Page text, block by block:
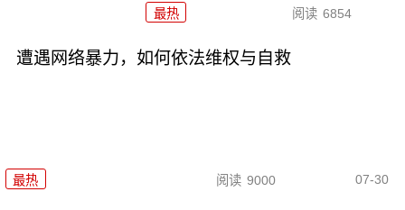
最热 阅读 6854
遭遇网络暴力，如何依法维权与自救
最热 阅读 9000 07-30